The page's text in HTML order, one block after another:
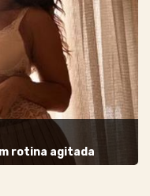
rotina agitada